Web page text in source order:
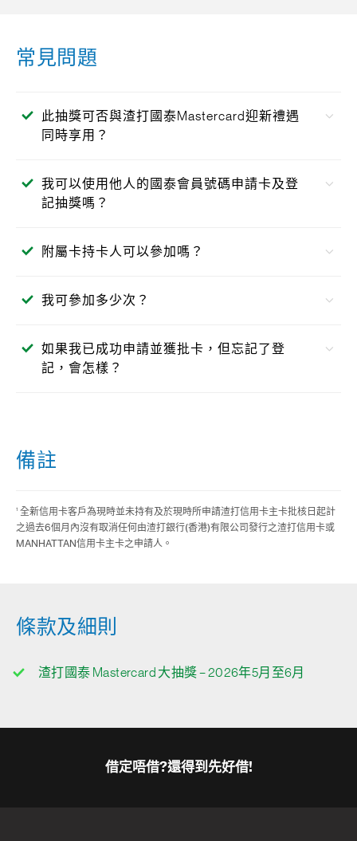
常見問題
此抽獎可否與渣打國泰Mastercard迎新禮遇
同時享用？
可與現有渣打國泰Mastercard迎新禮遇同時享用。
我可以使用他人的國泰會員號碼申請卡及登
記抽獎嗎？
戶上的姓名必須與合資格信用卡賬戶上的姓名完全相
關人士將被取消參加是次抽獎的資格。
附屬卡持卡人可以參加嗎？
我可參加多少次？
交多少次信用卡申請或登記，以最後一次成功登記資料
為準。
如果我已成功申請並獲批卡，但忘記了登
記，會怎樣？
備註
1 全新信用卡客戶為現時並未持有及於現時所申請渣打信用卡主卡批核日起計
之過去6個月內沒有取消任何由渣打銀行(香港)有限公司發行之渣打信用卡或
MANHATTAN信用卡主卡之申請人。
條款及細則
渣打國泰 Mastercard 大抽獎 – 2026年5月至6月
借定唔借?還得到先好借!